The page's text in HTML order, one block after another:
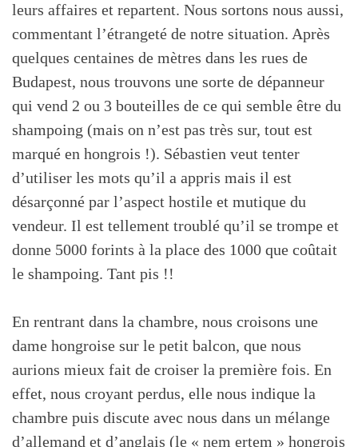
leurs affaires et repartent. Nous sortons nous aussi,
commentant l’étrangeté de notre situation. Après
quelques centaines de mètres dans les rues de
Budapest, nous trouvons une sorte de dépanneur
qui vend 2 ou 3 bouteilles de ce qui semble être du
shampoing (mais on n’est pas très sur, tout est
marqué en hongrois !). Sébastien veut tenter
d’utiliser les mots qu’il a appris mais il est
désarçonné par l’aspect hostile et mutique du
vendeur. Il est tellement troublé qu’il se trompe et
donne 5000 forints à la place des 1000 que coûtait
le shampoing. Tant pis !!
En rentrant dans la chambre, nous croisons une
dame hongroise sur le petit balcon, que nous
aurions mieux fait de croiser la première fois. En
effet, nous croyant perdus, elle nous indique la
chambre puis discute avec nous dans un mélange
d’allemand et d’anglais (le « nem ertem » hongrois